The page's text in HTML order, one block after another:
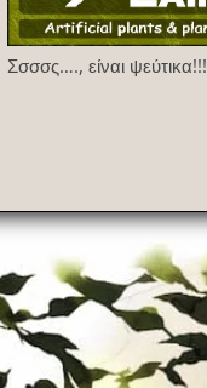
Σσσσς…., είναι ψεύτικα!!!